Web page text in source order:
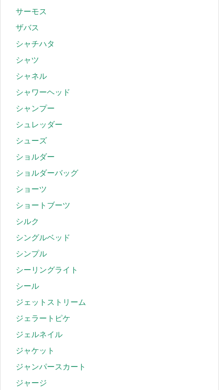
サーモス
ザバス
シャチハタ
シャツ
シャネル
シャワーヘッド
シャンプー
シュレッダー
シューズ
ショルダー
ショルダーバッグ
ショーツ
ショートブーツ
シルク
シングルベッド
シンプル
シーリングライト
シール
ジェットストリーム
ジェラートピケ
ジェルネイル
ジャケット
ジャンパースカート
ジャージ